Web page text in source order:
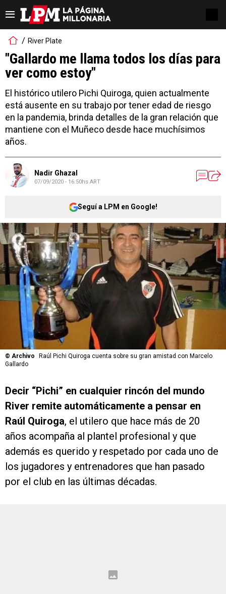
River Plate
"Gallardo me llama todos los días para
ver como estoy"
El histórico utilero Pichi Quiroga, quien actualmente
está ausente en su trabajo por tener edad de riesgo
en la pandemia, brinda detalles de la gran relación que
mantiene con el Muñeco desde hace muchísimos
años.
Nadir Ghazal
07/09/2020 - 16:50hs ART
Seguí a LPM en Google!
© Archivo
Raúl Pichi Quiroga cuenta sobre su gran amistad con Marcelo
Gallardo
Decir “Pichi” en cualquier rincón del mundo
River remite automáticamente a pensar en
Raúl Quiroga, el utilero que hace más de 20
años acompaña al plantel profesional y que
además es querido y respetado por cada uno de
los jugadores y entrenadores que han pasado
por el club en las últimas décadas.